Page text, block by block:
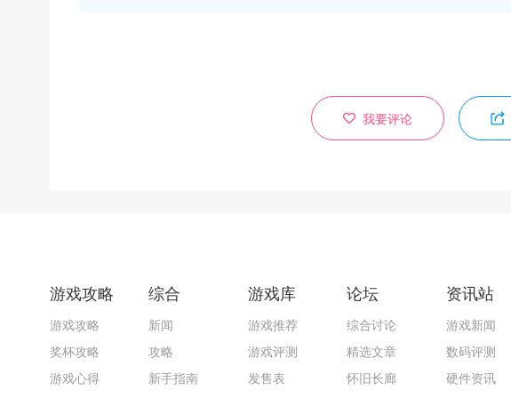
我要评论
游戏攻略
游戏攻略
奖杯攻略
游戏心得
综合
新闻
攻略
新手指南
游戏库
游戏推荐
游戏评测
发售表
论坛
综合讨论
精选文章
怀旧长廊
资讯站
游戏新闻
数码评测
硬件资讯